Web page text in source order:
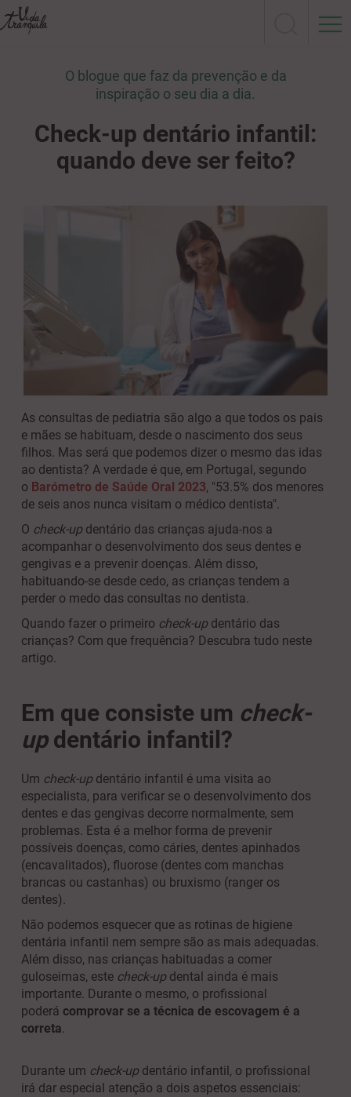
O blogue que faz da prevenção e da
inspiração o seu dia a dia.
Check-up dentário infantil:
quando deve ser feito?
As consultas de pediatria são algo a que todos os pais
e mães se habituam, desde o nascimento dos seus
filhos. Mas será que podemos dizer o mesmo das idas
ao dentista? A verdade é que, em Portugal, segundo
o Barómetro de Saúde Oral 2023, "53.5% dos menores
de seis anos nunca visitam o médico dentista".
O check-updentário das crianças ajuda-nos a
acompanhar o desenvolvimento dos seus dentes e
gengivas e a prevenir doenças. Além disso,
habituando-se desde cedo, as crianças tendem a
perder o medo das consultas no dentista.
Quando fazer o primeiro check-updentário das
crianças? Com que frequência? Descubra tudo neste
artigo.
Em que consiste um check-
updentário infantil?
Um check-updentário infantil é uma visita ao
especialista, para verificar se o desenvolvimento dos
dentes e das gengivas decorre normalmente, sem
problemas. Esta é a melhor forma de prevenir
possíveis doenças, como cáries, dentes apinhados
(encavalitados), fluorose (dentes com manchas
brancas ou castanhas) ou bruxismo (ranger os
dentes).
Não podemos esquecer que as rotinas de higiene
dentária infantil nem sempre são as mais adequadas.
Além disso, nas crianças habituadas a comer
guloseimas, este check-updental ainda é mais
importante. Durante o mesmo, o profissional
poderá comprovar se a técnica de escovagem é a
correta.
Durante um check-up dentário infantil, o profissional
irá dar especial atenção a dois aspetos essenciais: